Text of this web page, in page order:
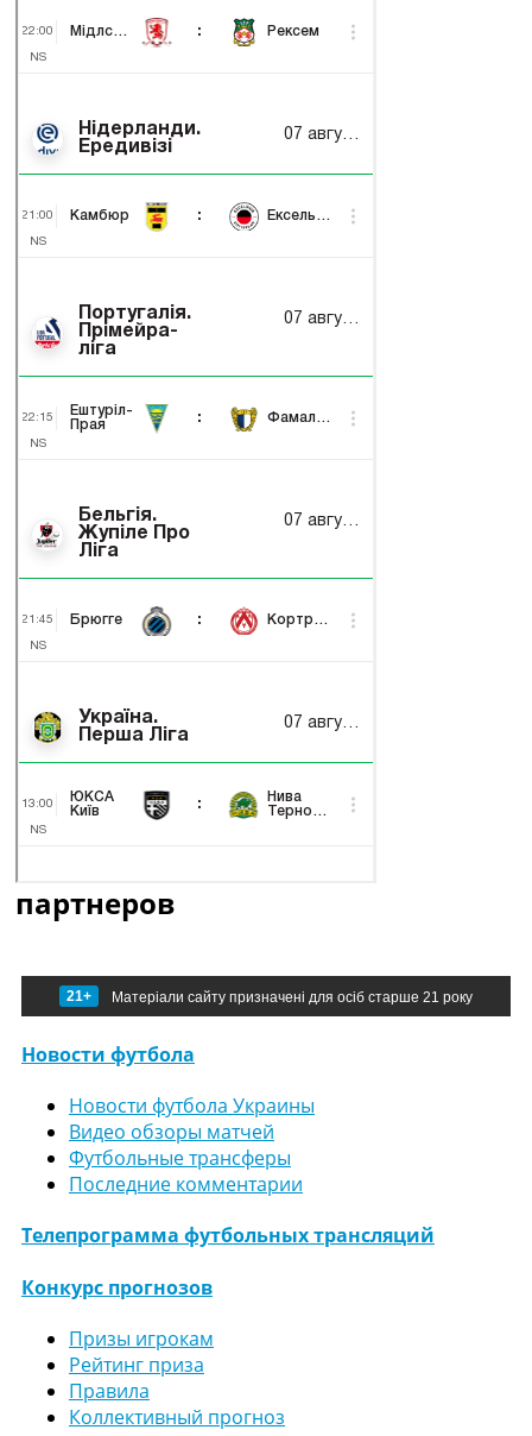
партнеров
21+ Матеріали сайту призначені для осіб старше 21 року
Новости футбола
Новости футбола Украины
Видео обзоры матчей
Футбольные трансферы
Последние комментарии
Телепрограмма футбольных трансляций
Конкурс прогнозов
Призы игрокам
Рейтинг приза
Правила
Коллективный прогноз